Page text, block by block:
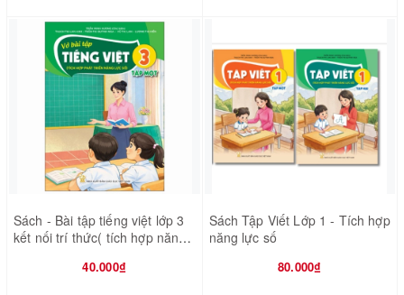
Sách - Bài tập tiếng việt lớp 3
kết nối trí thức( tích hợp năng
40.000₫
Sách Tập Viết Lớp 1 - Tích hợp
năng lực số
80.000₫